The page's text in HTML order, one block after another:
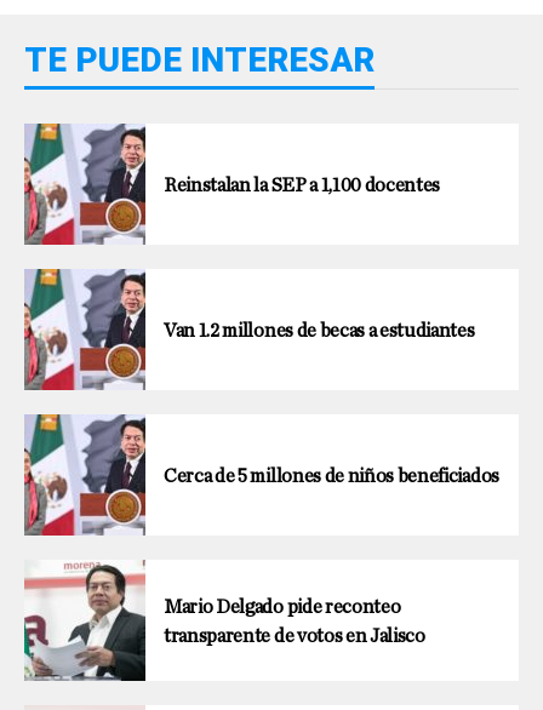
TE PUEDE INTERESAR
Reinstalan la SEP a 1,100 docentes
Van 1.2 millones de becas a estudiantes
Cerca de 5 millones de niños beneficiados
Mario Delgado pide reconteo
transparente de votos en Jalisco